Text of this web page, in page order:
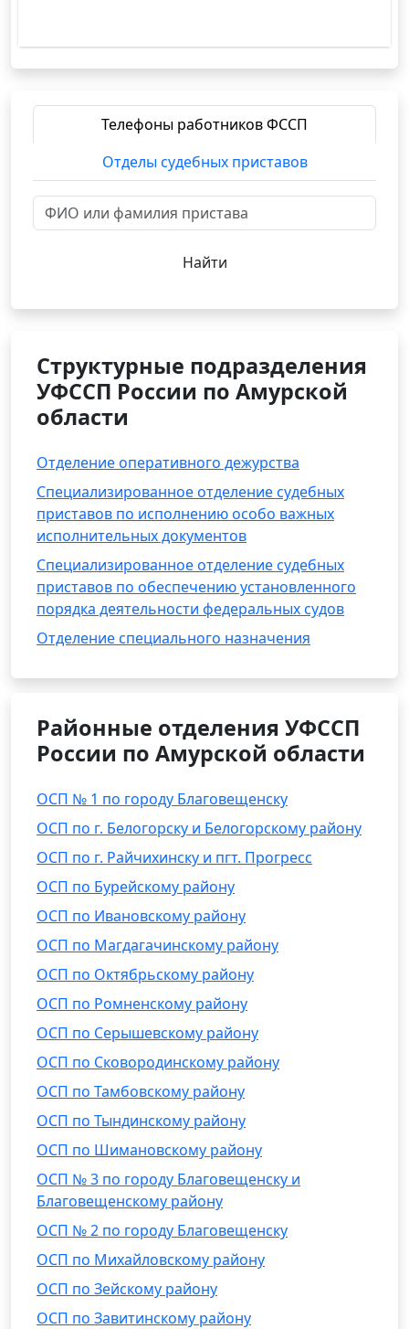
Телефоны работников ФССП
Отделы судебных приставов
Найти
Структурные подразделения
УФССП России по Амурской
области
Отделение оперативного дежурства
Специализированное отделение судебных
приставов по исполнению особо важных
исполнительных документов
Специализированное отделение судебных
приставов по обеспечению установленного
порядка деятельности федеральных судов
Отделение специального назначения
Районные отделения УФССП
России по Амурской области
ОСП № 1 по городу Благовещенску
ОСП по г. Белогорску и Белогорскому району
ОСП по г. Райчихинску и пгт. Прогресс
ОСП по Бурейскому району
ОСП по Ивановскому району
ОСП по Магдагачинскому району
ОСП по Октябрьскому району
ОСП по Ромненскому району
ОСП по Серышевскому району
ОСП по Сковородинскому району
ОСП по Тамбовскому району
ОСП по Тындинскому району
ОСП по Шимановскому району
ОСП № 3 по городу Благовещенску и
Благовещенскому району
ОСП № 2 по городу Благовещенску
ОСП по Михайловскому району
ОСП по Зейскому району
ОСП по Завитинскому району